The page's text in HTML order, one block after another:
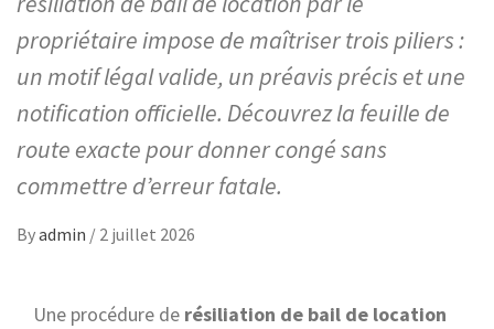
propriétaire impose de maîtriser trois piliers :
un motif légal valide, un préavis précis et une
notification officielle. Découvrez la feuille de
route exacte pour donner congé sans
commettre d’erreur fatale.
Byadmin / 2 juillet 2026
Une procédure de résiliation de bail de location